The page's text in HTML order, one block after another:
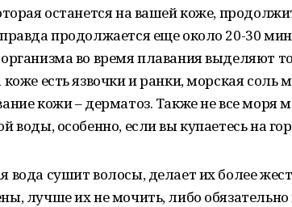
останется на вашей коже,
продолжается еще около 20-30
во время плавания выделяют
есть язвочки и ранки, морская соль
кожи – дерматоз. Также не все моря
воды, особенно, если вы купаетесь на
вода сушит волосы, делает их более
лучше их не мочить, либо